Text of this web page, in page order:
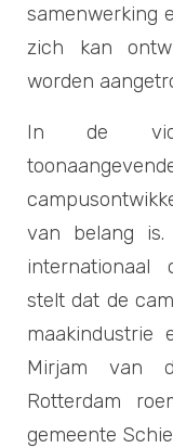
samenwerking
zich kan
worden
In de
van belang
internationaal
stelt dat de
maakindustrie
Mirjam van
Rotterdam
gemeente